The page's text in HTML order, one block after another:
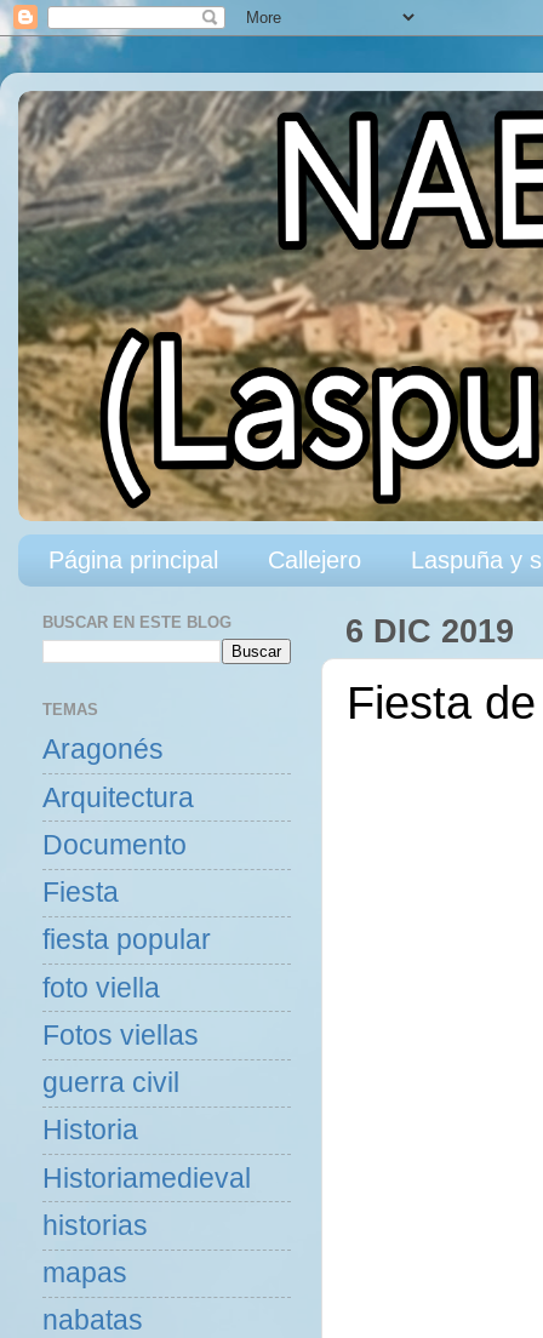
Página principal Callejero Laspuña y
6 DIC 2019
Fiesta
BUSCAR EN ESTE BLOG
TEMAS
Aragonés
Arquitectura
Documento
Fiesta
fiesta popular
foto viella
Fotos viellas
guerra civil
Historia
Historiamedieval
historias
mapas
nabatas